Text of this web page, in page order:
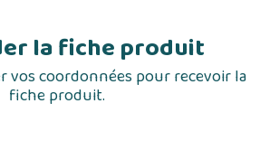
la fiche produit
vos coordonnées pour recevoir la
fiche produit.